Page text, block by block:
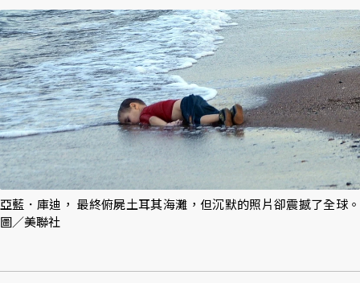
亞藍．庫迪， 最終俯屍土耳其海灘，但沉默的照片卻震撼了全球。
圖／美聯社